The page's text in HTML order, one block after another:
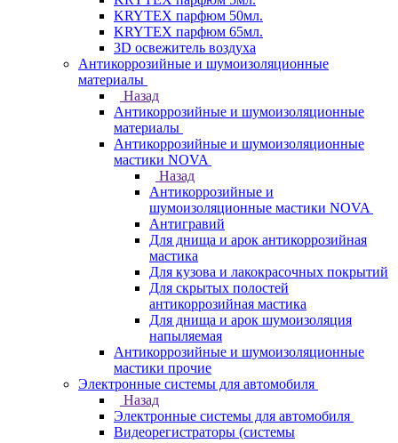
KRYTEX парфюм 50мл.
KRYTEX парфюм 65мл.
3D освежитель воздуха
Антикоррозийные и шумоизоляционные
материалы
Назад
Антикоррозийные и шумоизоляционные
материалы
Антикоррозийные и шумоизоляционные
мастики NOVA
Назад
Антикоррозийные и
шумоизоляционные мастики NOVA
Антигравий
Для днища и арок антикоррозийная
мастика
Для кузова и лакокрасочных покрытий
Для скрытых полостей
антикоррозийная мастика
Для днища и арок шумоизоляция
напыляемая
Антикоррозийные и шумоизоляционные
мастики прочие
Электронные системы для автомобиля
Назад
Электронные системы для автомобиля
Видеорегистраторы (системы